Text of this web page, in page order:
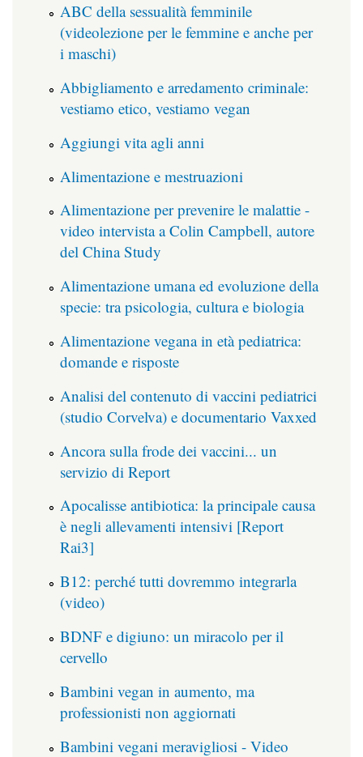
ABC della sessualità femminile
(videolezione per le femmine e anche per
i maschi)
Abbigliamento e arredamento criminale:
vestiamo etico, vestiamo vegan
Aggiungi vita agli anni
Alimentazione e mestruazioni
Alimentazione per prevenire le malattie -
video intervista a Colin Campbell, autore
del China Study
Alimentazione umana ed evoluzione della
specie: tra psicologia, cultura e biologia
Alimentazione vegana in età pediatrica:
domande e risposte
Analisi del contenuto di vaccini pediatrici
(studio Corvelva) e documentario Vaxxed
Ancora sulla frode dei vaccini... un
servizio di Report
Apocalisse antibiotica: la principale causa
è negli allevamenti intensivi [Report
Rai3]
B12: perché tutti dovremmo integrarla
(video)
BDNF e digiuno: un miracolo per il
cervello
Bambini vegan in aumento, ma
professionisti non aggiornati
Bambini vegani meravigliosi - Video